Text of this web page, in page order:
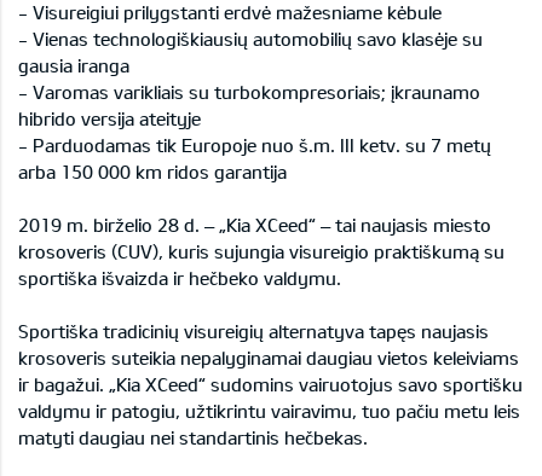
- Visureigiui prilygstanti erdvė mažesniame kėbule
- Vienas technologiškiausių automobilių savo klasėje su
gausia iranga
- Varomas varikliais su turbokompresoriais; įkraunamo
hibrido versija ateityje
- Parduodamas tik Europoje nuo š.m. III ketv. su 7 metų
arba 150 000 km ridos garantija
2019 m. birželio 28 d. – „Kia XCeed“ – tai naujasis miesto
krosoveris (CUV), kuris sujungia visureigio praktiškumą su
sportiška išvaizda ir hečbeko valdymu.
Sportiška tradicinių visureigių alternatyva tapęs naujasis
krosoveris suteikia nepalyginamai daugiau vietos keleiviams
ir bagažui. „Kia XCeed“ sudomins vairuotojus savo sportišku
valdymu ir patogiu, užtikrintu vairavimu, tuo pačiu metu leis
matyti daugiau nei standartinis hečbekas.